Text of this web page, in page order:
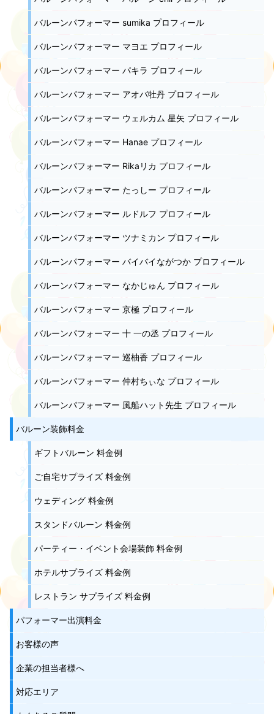
バルーンパフォーマー sumika プロフィール
バルーンパフォーマー マヨエ プロフィール
バルーンパフォーマー パキラ プロフィール
バルーンパフォーマー アオバ牡丹 プロフィール
バルーンパフォーマー ウェルカム 星矢 プロフィール
バルーンパフォーマー Hanae プロフィール
バルーンパフォーマー Rikaリカ プロフィール
バルーンパフォーマー たっしー プロフィール
バルーンパフォーマー ルドルフ プロフィール
バルーンパフォーマー ツナミカン プロフィール
バルーンパフォーマー バイバイながつか プロフィール
バルーンパフォーマー なかじゅん プロフィール
バルーンパフォーマー 京極 プロフィール
バルーンパフォーマー 十 一の丞 プロフィール
バルーンパフォーマー 巡柚香 プロフィール
バルーンパフォーマー 仲村ちぃな プロフィール
バルーンパフォーマー 風船ハット先生 プロフィール
バルーン装飾料金
ギフトバルーン 料金例
ご自宅サプライズ 料金例
ウェディング 料金例
スタンドバルーン 料金例
パーティー・イベント会場装飾 料金例
ホテルサプライズ 料金例
レストラン サプライズ 料金例
パフォーマー出演料金
お客様の声
企業の担当者様へ
対応エリア